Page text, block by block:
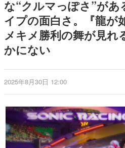
の形をした短編ホラー小
新世代に訊く
これからのデジタルゲー
ゲーム世代の作家
ゲームに多大な影響を受
日本のコンテンツ産業
画です。
日本モバイルゲー
日本のモバイルゲーム史
ルを網羅するほか、開
解説を掲載。約20年の
な“クルマっぽさ”があ
イプの面白さ。『龍が
メキメ勝利の舞が見れ
かにない
2025年8月30日 12:00